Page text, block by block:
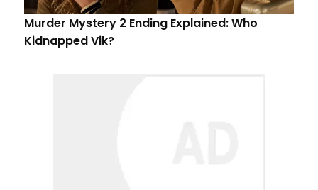
Murder Mystery 2 Ending Explained: Who
Kidnapped Vik?